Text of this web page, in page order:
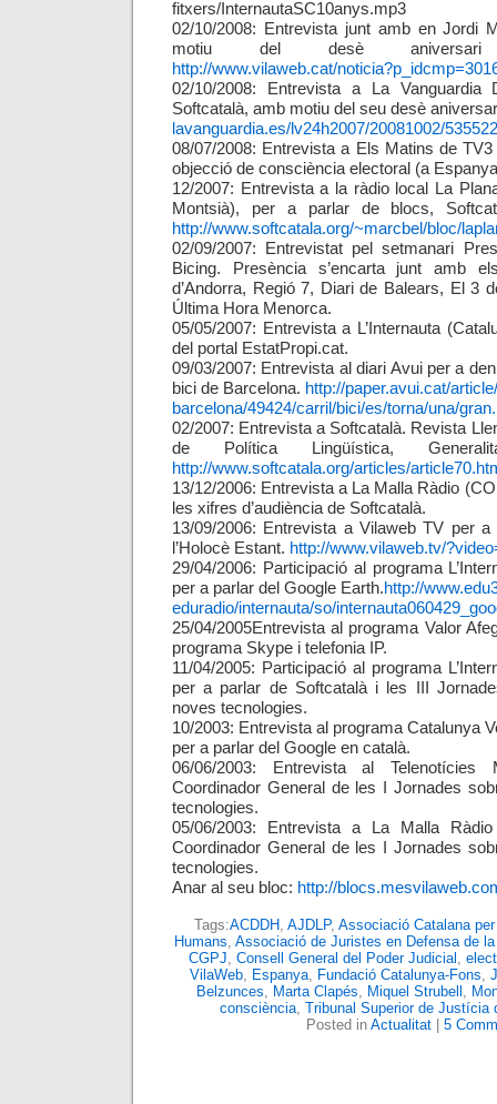
fitxers/InternautaSC10anys.mp3
02/10/2008: Entrevista junt amb en Jordi
motiu del desè aniversari
http://www.vilaweb.cat/
02/10/2008: Entrevista a La
Softcatalà, amb motiu del seu desè
lavanguardia.es/lv24h2007/20081002/
08/07/2008: Entrevista a Els Matins de
objecció de consciència electoral (a
12/2007: Entrevista a la ràdio local La
Montsià), per a parlar de blocs,
http://www.softcatala.org/~marcbel/bloc/
02/09/2007: Entrevistat pel setmanari
Bicing. Presència s’encarta junt amb
d’Andorra, Regió 7, Diari de Balears, El 3
Última Hora Menorca.
05/05/2007: Entrevista a L’Internauta
del portal EstatPropi.cat.
09/03/2007: Entrevista al diari Avui per a
bici de Barcelona. http://paper.avui.cat/article/
barcelona/49424/carril/bici/es/torna/una/
02/2007: Entrevista a Softcatalà. Revista
de Política Lingüística,
http://www.softcatala.org/articles/
13/12/2006: Entrevista a La Malla Ràdio
les xifres d’audiència de Softcatalà.
13/09/2006: Entrevista a Vilaweb TV per
l’Holocè Estant. http://www.vilaweb.tv/
29/04/2006: Participació al programa
per a parlar del Google Earth.http://
eduradio/internauta/so/
25/04/2005Entrevista al programa Valor
programa Skype i telefonia IP.
11/04/2005: Participació al programa
per a parlar de Softcatalà i les III
noves tecnologies.
10/2003: Entrevista al programa Catalunya
per a parlar del Google en català.
06/06/2003: Entrevista al
Coordinador General de les I Jornades
tecnologies.
05/06/2003: Entrevista a La Malla
Coordinador General de les I Jornades
tecnologies.
Anar al seu bloc: http://
Tags:ACDDH, AJDLP, Associació Catalana
Humans, Associació de Juristes en Defensa de
CGPJ, Consell General del Poder Judicial ,
VilaWeb, Espanya, Fundació Catalunya-Fons,
Belzunces, Marta Clapés, Miquel Strubell ,
consciència, Tribunal Superior de Justícia
Posted in Actualitat| 5